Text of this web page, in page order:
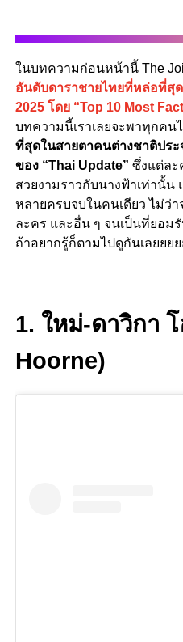
ในบทความก่อนหน้านี้ The
อันดับดาราชายไทยที่หล่อที่สุ
2025 โดย “Top 10 Most
บทความนี้เราเลยจะพาทุกคน
ที่สุดในสายตาคนต่างชาติประ
ของ “Thai Update” ซึ่งแต่ละ
สวยงามราวกับนางฟ้าเท่านั้
หลายครบจบในคนเดียว ไม่ว่า
ละคร และอื่น ๆ จนเป็นที่ยอม
ถ้าอยากรู้ก็ตามไปดูกันเลยยยย
1. ใหม่-ดาวิกา
Hoorne)